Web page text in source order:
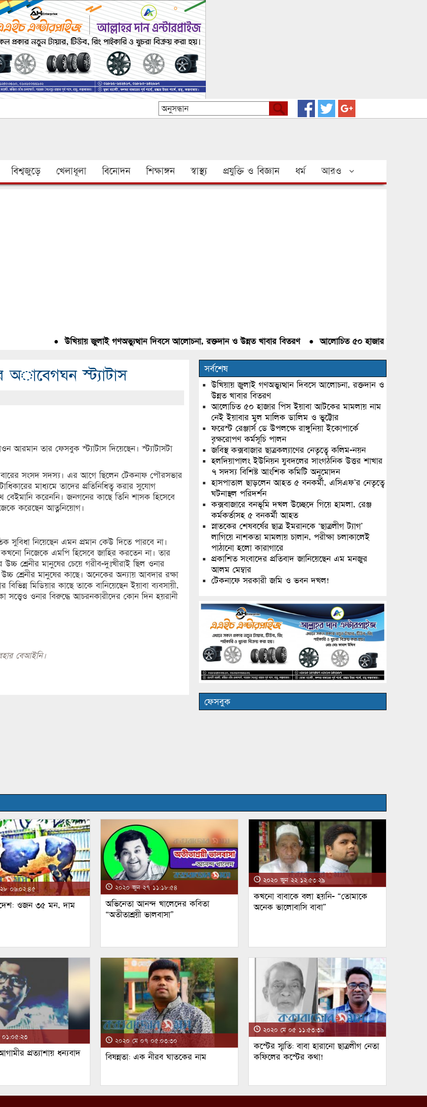
বিশ্বজুড়ে খেলাধূলা বিনোদন শিক্ষাঙ্গন স্বাস্থ্য প্রযুক্তি ও বিজ্ঞান ধর্ম আরও
উখিয়ায় জুলাই গণঅভ্যুত্থান দিবসে আলোচনা, রক্তদান ও উন্নত খাবার বিতরণ● আলোচিত ৫০ হাজার পিস ইয়াবা
অাবেগঘন স্ট্যাটাস
তার ফেসবুক স্ট্যাটাস দিয়েছেন। স্ট্যাটাসটা
সংসদ সদস্য। এর আগে ছিলেন টেকনাফ পৌরসভার
মাধ্যমে তাদের প্রতিনিধিত্ব করার সুযোগ
করেননি। জনগনের কাছে তিনি শাসক হিসেবে
করেছেন আত্ননিয়োগ।
নিয়েছেন এমন প্রমান কেউ দিতে পারবে না।
নিজেকে এমপি হিসেবে জাহির করতেন না। তার
শ্রেনীর মানুষের চেয়ে গরীব-দুঃখীরাই ছিল ওনার
শ্রেনীর মানুষের কাছে। অনেকের অন্যায় আবদার রক্ষা
মিডিয়ার কাছে তাকে বানিয়েছেন ইয়াবা ব্যবসায়ী,
ওনার বিরুদ্ধে আচরনকারীদের কোন দিন হয়রানী
বেআইনি।
সর্বশেষ
উখিয়ায় জুলাই গণঅভ্যুত্থান দিবসে আলোচনা, রক্তদান ও
উন্নত খাবার বিতরণ
আলোচিত ৫০ হাজার পিস ইয়াবা আটকের মামলায় নাম
নেই ইয়াবার মুল মালিক ডালিম ও ভুট্টোর
ফরেস্ট রেঞ্জার্স ডে উপলক্ষে রাঙ্গুনিয়া ইকোপার্কে
বৃক্ষরোপণ কর্মসূচি পালন
জবিস্থ কক্সবাজার ছাত্রকল্যাণের নেতৃত্বে কলিম-নয়ন
হলদিয়াপালং ইউনিয়ন যুবদলের সাংগঠনিক উত্তর শাখার
৭ সদস্য বিশিষ্ট আংশিক কমিটি অনুমোদন
হাসপাতাল ছাড়লেন আহত ৫ বনকর্মী, এসিএফ’র নেতৃত্বে
ঘটনাস্থল পরিদর্শন
কক্সবাজারে বনভূমি দখল উচ্ছেদে গিয়ে হামলা, রেঞ্জ
কর্মকর্তাসহ ৫ বনকর্মী আহত
স্নাতকের শেষবর্ষের ছাত্র ইমরানকে ‘ছাত্রলীগ ট্যাগ’
লাগিয়ে নাশকতা মামলায় চালান, পরীক্ষা চলাকালেই
পাঠানো হলো কারাগারে
প্রকাশিত সংবাদের প্রতিবাদ জানিয়েছেন এম মনজুর
আলম মেম্বার
টেকনাফে সরকারী জমি ও ভবন দখল!
ফেসবুক
০৬:০২:৪৫
ওজন ৩৫ মন, দাম
২০২০ জুন ২৭ ১১:১৮:৫৪
অভিনেতা আনন্দ খালেদের কবিতা
“অতীতাশ্রয়ী ভালবাসা”
২০২০ জুন ২২ ১২:৫৩:২৯
কখনো বাবাকে বলা হয়নি- “তোমাকে
অনেক ভালোবাসি বাবা”
০১:০৫:২৩
প্রত্যাশায় ধন্যবাদ
২০২০ মে ০৭ ০৫:০৩:৩০
বিষন্নতা: এক নীরব ঘাতকের নাম
২০২০ মে ০৫ ১১:৫৩:৩৯
কস্টের স্মৃতি: বাবা হারানো ছাত্রলীগ নেতা
কফিলের কস্টের কথা!